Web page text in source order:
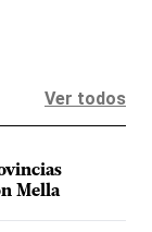
Ver todos
Mella